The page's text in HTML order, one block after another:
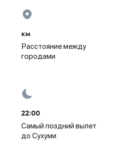
км
Расстояние между
городами
22:00
Самый поздний вылет
до Сухуми